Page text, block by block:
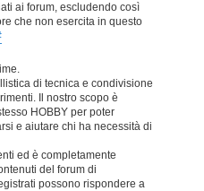
ai forum, escludendo così
che non esercita in questo
di tecnica e condivisione
Il nostro scopo è
HOBBY per poter
e aiutare chi ha necessità di
ed è completamente
del forum di
possono rispondere a